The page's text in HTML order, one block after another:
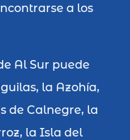
a los
Al Sur puede
la Azohía,
de Calnegre, la
la Isla del